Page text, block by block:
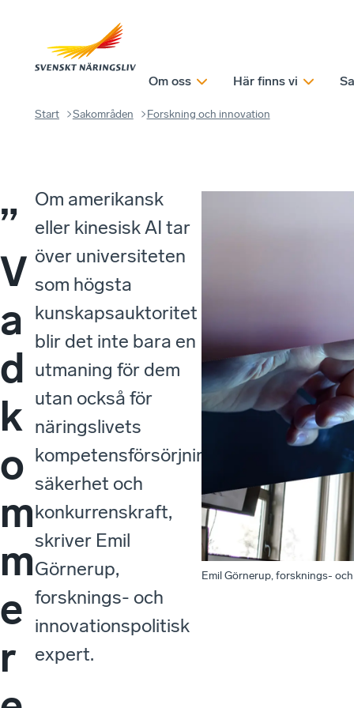
Om oss Här finns vi
Start Sakområden Forskning och innovation
”
V
a
d
k
o
m
m
e
r
Om amerikansk
eller kinesisk AI tar
över universiteten
som högsta
kunskapsauktoritet
blir det inte bara en
utmaning för dem
utan också för
näringslivets
kompetensförsörjning,
säkerhet och
konkurrenskraft,
skriver Emil
Görnerup,
forsknings- och
innovationspolitisk
expert.
Emil Görnerup, forsknings-